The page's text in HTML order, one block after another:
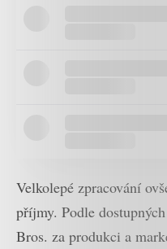
Velkolepé zpracování
příjmy. Podle
Bros. za produkci a